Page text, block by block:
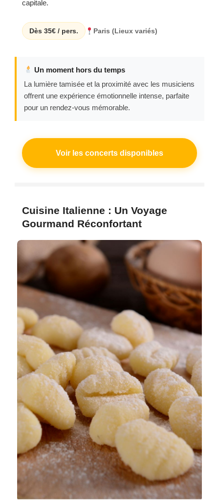
capitale.
Dès 35€ / pers. Paris (Lieux variés)
Un moment hors du temps
La lumière tamisée et la proximité avec les musiciens
offrent une expérience émotionnelle intense, parfaite
pour un rendez-vous mémorable.
Voir les concerts disponibles
Cuisine Italienne : Un Voyage
Gourmand Réconfortant